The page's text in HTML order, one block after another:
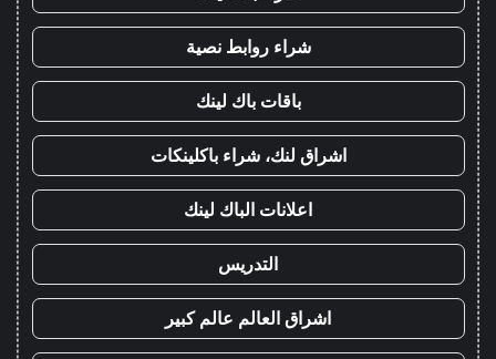
شراء روابط نصية
باقات باك لينك
اشراق لنك، شراء باكلينكات
اعلانات الباك لينك
التدريس
اشراق العالم عالم كبير